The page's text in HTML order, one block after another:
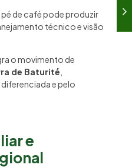
de café pode produzir
técnico e visão
o movimento de
de Baturité
e pelo
e